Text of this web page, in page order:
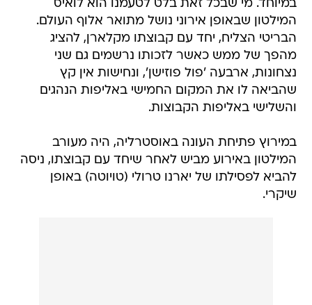
במיוחד. מי שבכל זאת בלט לטעמנו הוא לואיס
המילטון שבאופן אירוני נושל מתואר אלוף העולם.
הבריטי הצליח, יחד עם קבוצתו מקלארן, להציג
מהפך של ממש כאשר לזכותו נרשמים גם שני
נצחונות, ארבעה 'פול פוזישן', ונחישות אין קץ
שהביאה לו את המקום החמישי באליפות הנהגים
והשלישי באליפות הקבוצות.
במירוץ פתיחת העונה באוסטרליה, היה מעורב
המילטון באירוע מביש לאחר שיחד עם קבוצתו, ניסה
להביא לפסילתו של יארנו טרולי (טויוטה) באופן
שיקרי.